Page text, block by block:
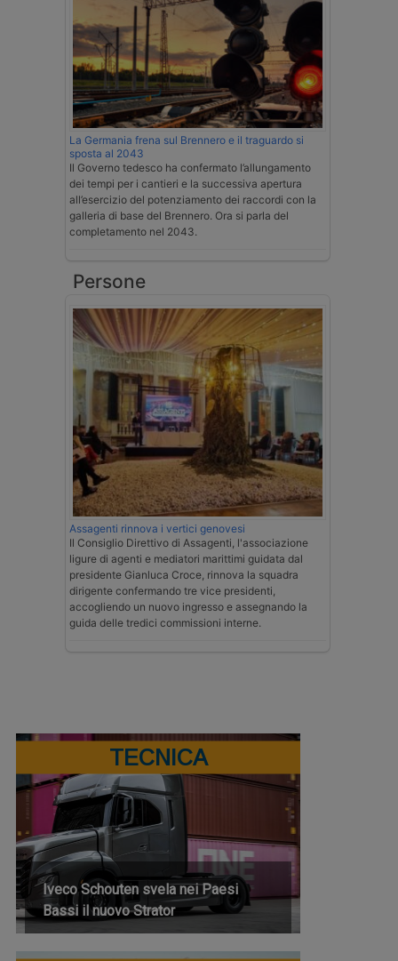
La Germania frena sul Brennero e il traguardo si
sposta al 2043
Il Governo tedesco ha confermato l’allungamento
dei tempi per i cantieri e la successiva apertura
all’esercizio del potenziamento dei raccordi con la
galleria di base del Brennero. Ora si parla del
completamento nel 2043.
Persone
Assagenti rinnova i vertici genovesi
Il Consiglio Direttivo di Assagenti, l'associazione
ligure di agenti e mediatori marittimi guidata dal
presidente Gianluca Croce, rinnova la squadra
dirigente confermando tre vice presidenti,
accogliendo un nuovo ingresso e assegnando la
guida delle tredici commissioni interne.
TECNICA
Iveco Schouten svela nei Paesi
Bassi il nuovo Strator